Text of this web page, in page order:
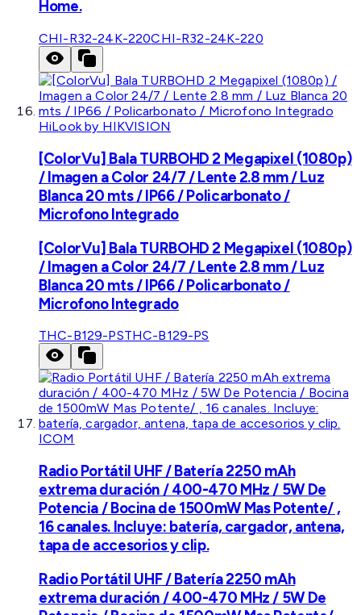
Home.
CHI-R32-24K-220CHI-R32-24K-220
HiLook by HIKVISION
[ColorVu] Bala TURBOHD 2 Megapixel (1080p)
/ Imagen a Color 24/7 / Lente 2.8 mm / Luz
Blanca 20 mts / IP66 / Policarbonato /
Microfono Integrado
[ColorVu] Bala TURBOHD 2 Megapixel (1080p)
/ Imagen a Color 24/7 / Lente 2.8 mm / Luz
Blanca 20 mts / IP66 / Policarbonato /
Microfono Integrado
THC-B129-PSTHC-B129-PS
ICOM
Radio Portátil UHF / Batería 2250 mAh
extrema duración / 400-470 MHz / 5W De
Potencia / Bocina de 1500mW Mas Potente/ ,
16 canales. Incluye: batería, cargador, antena,
tapa de accesorios y clip.
Radio Portátil UHF / Batería 2250 mAh
extrema duración / 400-470 MHz / 5W De